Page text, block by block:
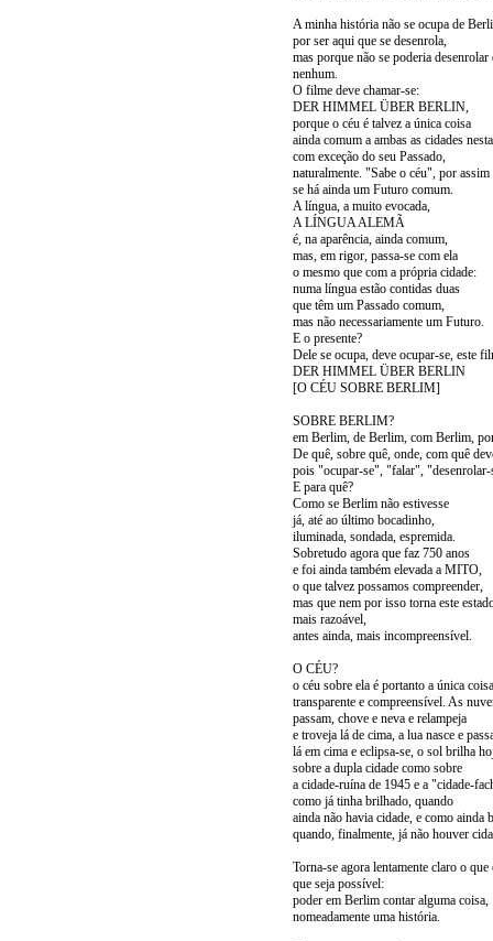
A minha história não se ocupa de
por ser aqui que se desenrola,
mas porque não se poderia
nenhum.
O filme deve chamar-se:
DER HIMMEL ÜBER BERLIN,
porque o céu é talvez a única coisa
ainda comum a ambas as cidades
com exceção do seu Passado,
naturalmente. "Sabe o céu", por assim
se há ainda um Futuro comum.
A língua, a muito evocada,
A LÍNGUA ALEMÃ
é, na aparência, ainda comum,
mas, em rigor, passa-se com ela
o mesmo que com a própria cidade:
numa língua estão contidas duas
que têm um Passado comum,
mas não necessariamente um Futuro.
E o presente?
Dele se ocupa, deve ocupar-se, este
DER HIMMEL ÜBER BERLIN
[O CÉU SOBRE BERLIM]
SOBRE BERLIM?
em Berlim, de Berlim, com Berlim,
De quê, sobre quê, onde, com quê
pois "ocupar-se", "falar",
E para quê?
Como se Berlim não estivesse
já, até ao último bocadinho,
iluminada, sondada, espremida.
Sobretudo agora que faz 750 anos
e foi ainda também elevada a MITO,
o que talvez possamos compreender,
mas que nem por isso torna este
mais razoável,
antes ainda, mais incompreensível.
O CÉU?
o céu sobre ela é portanto a única
transparente e compreensível. As
passam, chove e neva e relampeja
e troveja lá de cima, a lua nasce e
lá em cima e eclipsa-se, o sol brilha
sobre a dupla cidade como sobre
a cidade-ruína de 1945 e a "cidade-
como já tinha brilhado, quando
ainda não havia cidade, e como ainda
quando, finalmente, já não houver
Torna-se agora lentamente claro o que
que seja possível:
poder em Berlim contar alguma coisa,
nomeadamente uma história.